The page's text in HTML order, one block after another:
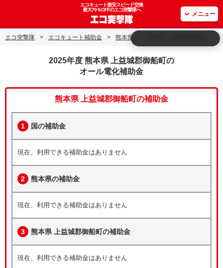
エコキュート激安スピード交換
最大79％OFFのエコ突撃隊へ
メニュー
エコ突撃隊 > エコキュート補助金 > 熊本県
2025年度 熊本県 上益城郡御船町の
オール電化補助金
熊本県 上益城郡御船町の補助金
1 国の補助金
現在、利用できる補助金はありません
2 熊本県の補助金
現在、利用できる補助金はありません
3 熊本県 上益城郡御船町の補助金
現在、利用できる補助金はありません